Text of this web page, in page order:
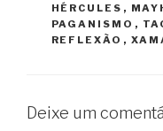
HÉRCULES ,
PAGANISMO ,
REFLEXÃO ,
Deixe um